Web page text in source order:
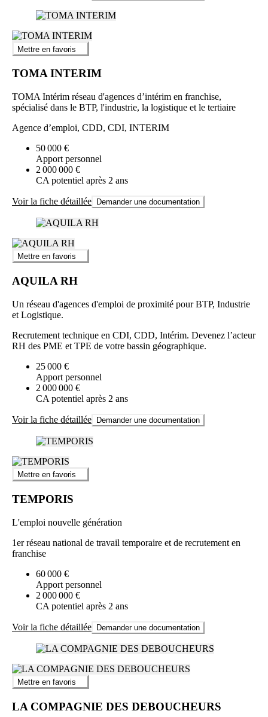
Mettre en favoris
TOMA INTERIM
TOMA Intérim réseau d'agences d’intérim en franchise,
spécialisé dans le BTP, l'industrie, la logistique et le tertiaire
Agence d’emploi, CDD, CDI, INTERIM
50 000 €
Apport personnel
2 000 000 €
CA potentiel après 2 ans
Voir la fiche détaillée Demander une documentation
Mettre en favoris
AQUILA RH
Un réseau d'agences d'emploi de proximité pour BTP, Industrie
et Logistique.
Recrutement technique en CDI, CDD, Intérim. Devenez l’acteur
RH des PME et TPE de votre bassin géographique.
25 000 €
Apport personnel
2 000 000 €
CA potentiel après 2 ans
Voir la fiche détaillée Demander une documentation
Mettre en favoris
TEMPORIS
L'emploi nouvelle génération
1er réseau national de travail temporaire et de recrutement en
franchise
60 000 €
Apport personnel
2 000 000 €
CA potentiel après 2 ans
Voir la fiche détaillée Demander une documentation
Mettre en favoris
LA COMPAGNIE DES DEBOUCHEURS